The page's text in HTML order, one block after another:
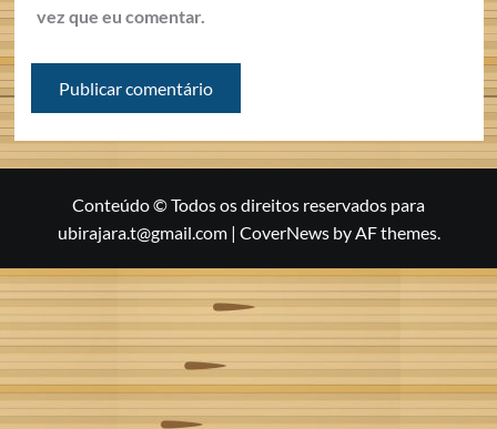
vez que eu comentar.
Conteúdo © Todos os direitos reservados para
ubirajara.t@gmail.com | CoverNewsby AF themes.